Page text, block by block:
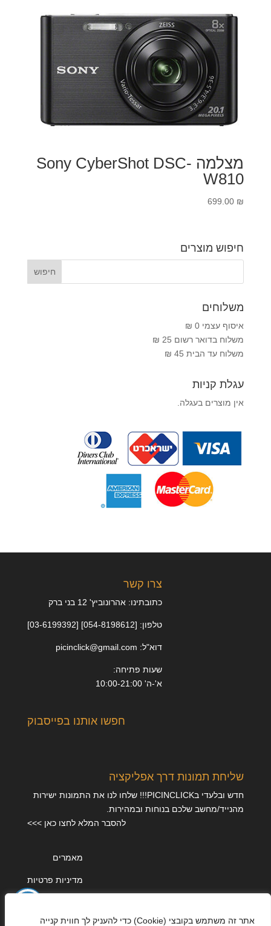
אתר זה משתמש בקובצי (Cookie) כדי להעניק לך חווית קנייה
מצלמה Sony CyberShot DSC-
W810
699.00 ₪
חיפוש מוצרים
משלוחים
איסוף עצמי 0 ₪
משלוח בדואר רשום 25 ₪
משלוח עד הבית 45 ₪
עגלת קניות
אין מוצרים בעגלה.
צרו קשר
כתובתינו: אהרונוביץ' 12 בני ברק
טלפון: [054-8198612] [03-6199392]
דוא"ל: picinclick@gmail.com
שעות פתיחה:
א'-ה' 10:00-21:00
חפשו אותנו בפייסבוק
שליחת תמונות דרך אפליקציה
חדש ובלעדי בPICINCLICK!!! שלחו לנו את התמונות ישירות
מהנייד/מחשב שלכם בנוחות ובמהירות.
להסבר המלא לחצו כאן >>>
מאמרים
מדיניות פרטיות